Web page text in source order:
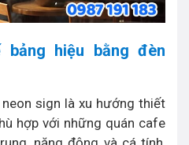
hiệu bằng đèn
sign là xu hướng thiết
hợp với những quán cafe